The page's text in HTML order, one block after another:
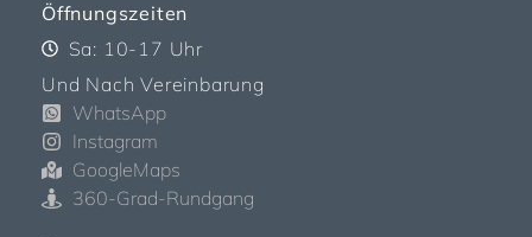
Öffnungszeiten
Sa: 10-17 Uhr
Und Nach Vereinbarung
WhatsApp
Instagram
GoogleMaps
360-Grad-Rundgang